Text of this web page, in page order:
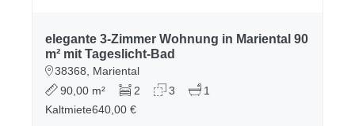
elegante 3-Zimmer Wohnung in Mariental 90
m² mit Tageslicht-Bad
38368, Mariental
90,00 m²
2 3
1
Kaltmiete640,00 €